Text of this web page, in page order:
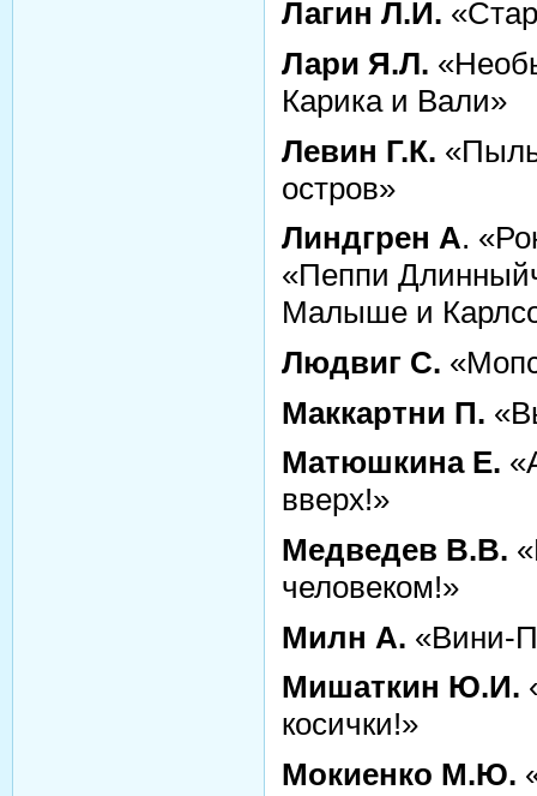
Лагин Л.И.
Лари Я.Л.
Карика и Вали»
Левин Г.К.
остров»
Линдгрен А.
«Пеппи
Малыше и
Людвиг С.
Маккартни П.
Матюшкина Е.
вверх!»
Медведев В.В.
человеком!»
Милн А. «Вини-
Мишаткин Ю.И.
косички!»
Мокиенко М.Ю.